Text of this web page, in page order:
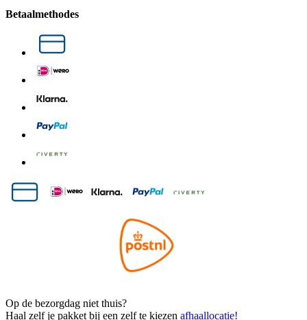
Betaalmethodes
Op de bezorgdag niet thuis?
Haal zelf je pakket bij een zelf te kiezen afhaallocatie!